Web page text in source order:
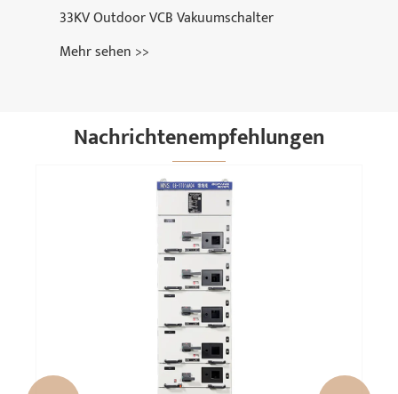
Nachrichtenempfehlungen
Warum einen Trockentransformator wählen?